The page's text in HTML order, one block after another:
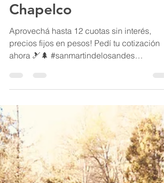
Chapelco
Aprovechá hasta 12 cuotas sin interés,
precios fijos en pesos! Pedí tu cotización
ahora 🎿🌲 #sanmartindelosandes